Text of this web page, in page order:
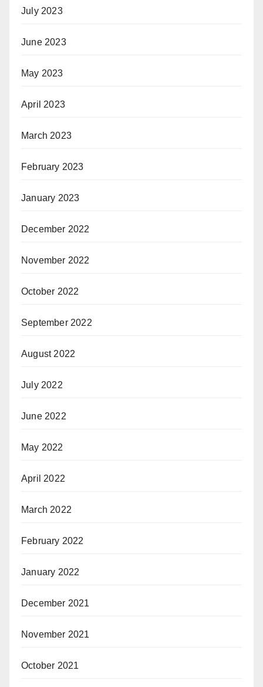
July 2023
June 2023
May 2023
April 2023
March 2023
February 2023
January 2023
December 2022
November 2022
October 2022
September 2022
August 2022
July 2022
June 2022
May 2022
April 2022
March 2022
February 2022
January 2022
December 2021
November 2021
October 2021